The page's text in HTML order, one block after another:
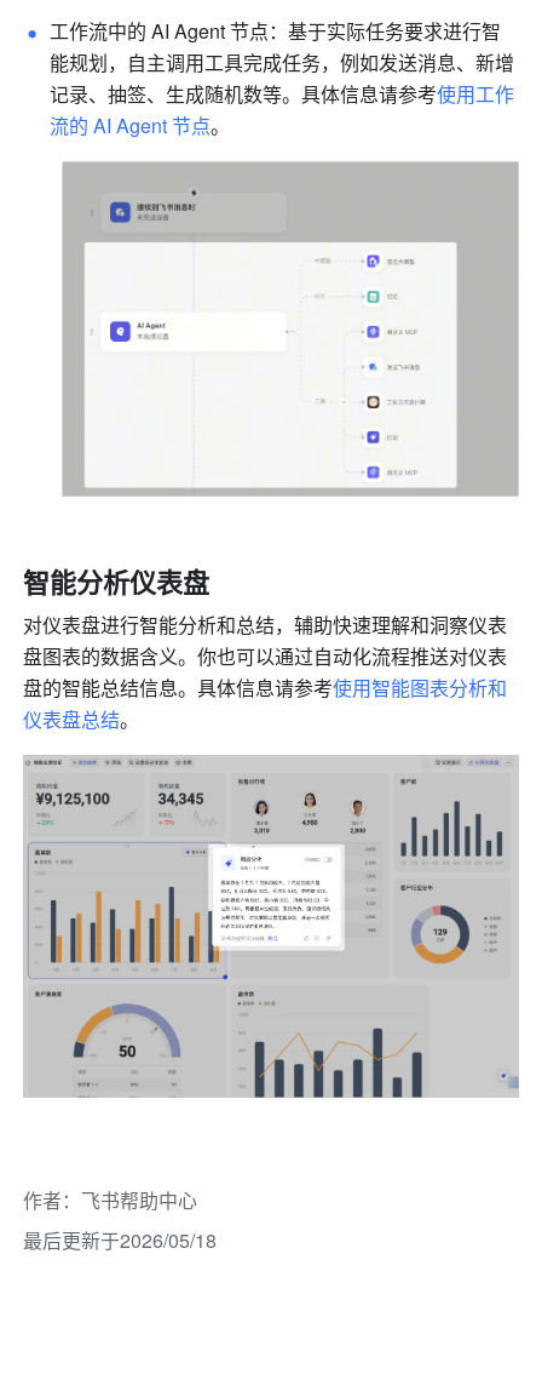
工作流中的 AI Agent 节点：基于实际任务要求进行智
能规划，自主调用工具完成任务，例如发送消息、新增
记录、抽签、生成随机数等。具体信息请参考使用工作
流的 AI Agent 节点。
智能分析仪表盘
对仪表盘进行智能分析和总结，辅助快速理解和洞察仪表
盘图表的数据含义。你也可以通过自动化流程推送对仪表
盘的智能总结信息。具体信息请参考使用智能图表分析和
仪表盘总结。
作者： 飞书帮助中心
最后更新于2026/05/18